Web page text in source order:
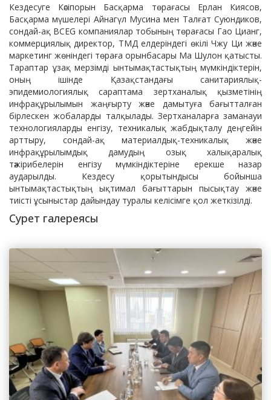
Кездесуге Кәсіпорын Басқарма төрағасы Ерлан Киясов,
Басқарма мүшелері Айнагүл Мусина мен Талғат Суюндиков,
сондай-ақ BCEG компаниялар тобының төрағасы Гао Цианг,
коммерциялық директор, ТМД елдеріндегі өкілі Чжу Ци және
маркетинг жөніндегі төраға орынбасары Ма Шулон қатысты.
Тараптар ұзақ мерзімді ынтымақтастықтың мүмкіндіктерін,
оның ішінде Қазақстандағы санитариялық-
эпидемиологиялық сараптама зертханалық қызметінің
инфрақұрылымын жаңғырту және дамытуға бағытталған
бірлескен жобаларды талқылады. Зертханаларға заманауи
технологияларды енгізу, техникалық жабдықталу деңгейін
арттыру, сондай-ақ материалдық-техникалық және
инфрақұрылымдық дамудың озық халықаралық
тәжірибелерін енгізу мүмкіндіктеріне ерекше назар
аударылды. Кездесу қорытындысы бойынша
ынтымақтастықтың ықтимал бағыттарын пысықтау және
тиісті ұсыныстар дайындау туралы келісімге қол жеткізілді.
Сурет галереясы